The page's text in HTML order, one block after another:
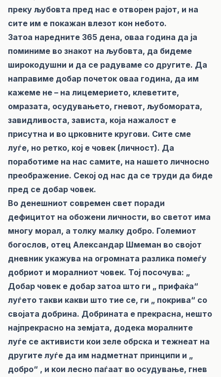
преку љубовта пред нас е отворен рајот, и на
сите им е покажан влезот кон небото.
Затоа наредните 365 дена, оваа година да ја
поминиме во знакот на љубовта, да бидеме
широкодушни и да се радуваме со другите. Да
направиме добар почеток оваа година, да им
кажеме не – на лицемерието, клеветите,
омразата, осудувањето, гневот, љубомората,
завидливоста, зависта, која нажалост е
присутна и во црковните кругови. Сите сме
луѓе, но ретко, кој е човек (личност). Да
поработиме на нас самите, на нашето личносно
преображение. Секој од нас да се труди да биде
пред се добар човек.
Во денешниот современ свет поради
дефицитот на обожени личности, во светот има
многу морал, а толку малку добро. Големиот
богослов, отец Александар Шмеман во својот
дневник укажува на огромната разлика помеѓу
добриот и моралниот човек. Тој посочува: „
Добар човек е добар затоа што ги „ прифаќа“
луѓето такви какви што тие се, ги „ покрива“ со
својата добрина. Добрината е прекрасна, нешто
најпрекрасно на земјата, додека моралните
луѓе се активисти кои зеле обрска и тежнеат на
другите луѓе да им надметнат принципи и „
добро“ , и кои лесно паѓаат во осудување, гнев